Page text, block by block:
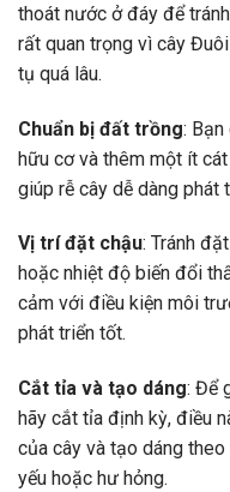
thoát nước ở đáy để
rất quan trọng vì cây
tụ quá lâu.
Chuẩn bị đất trồng:
hữu cơ và thêm một ít
giúp rễ cây dễ dàng phát
Vị trí đặt chậu: Tránh
hoặc nhiệt độ biến đổi
cảm với điều kiện môi
phát triển tốt.
Cắt tỉa và tạo dáng: Để
hãy cắt tỉa định kỳ, điều
của cây và tạo dáng
yếu hoặc hư hỏng.